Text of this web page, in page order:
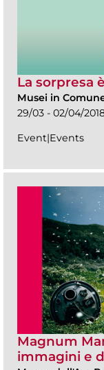
La sorpresa
Musei in
29/03 - 02/04/
Event|Events
Magnum
immagini e